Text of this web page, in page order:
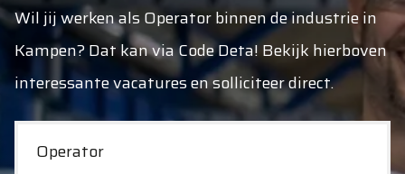
Wil jij werken als Operator binnen de industrie in
Kampen? Dat kan via Code Deta! Bekijk hierboven
interessante vacatures en solliciteer direct.